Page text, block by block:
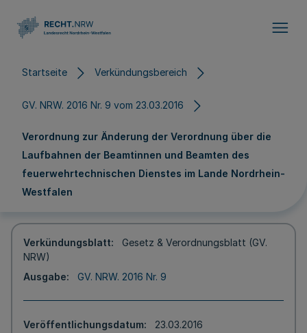
Startseite Verkündungsbereich
GV. NRW. 2016 Nr. 9 vom 23.03.2016
Verordnung zur Änderung der Verordnung über die
Laufbahnen der Beamtinnen und Beamten des
feuerwehrtechnischen Dienstes im Lande Nordrhein-
Westfalen
Verkündungsblatt
Gesetz & Verordnungsblatt (GV.
NRW)
Ausgabe
GV. NRW. 2016 Nr. 9
Veröffentlichungsdatum
23.03.2016